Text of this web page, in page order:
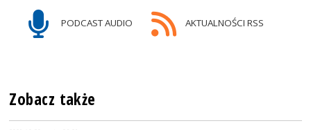
PODCAST AUDIO AKTUALNOŚCI RSS
Zobacz także